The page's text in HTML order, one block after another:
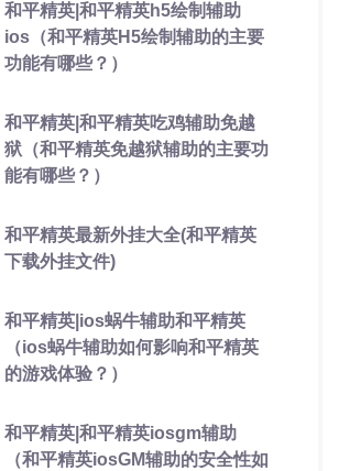
和平精英|和平精英h5绘制辅助
ios（和平精英H5绘制辅助的主要
功能有哪些？）
和平精英|和平精英吃鸡辅助免越
狱（和平精英免越狱辅助的主要功
能有哪些？）
和平精英最新外挂大全(和平精英
下载外挂文件)
和平精英|ios蜗牛辅助和平精英
（ios蜗牛辅助如何影响和平精英
的游戏体验？）
和平精英|和平精英iosgm辅助
（和平精英iosGM辅助的安全性如